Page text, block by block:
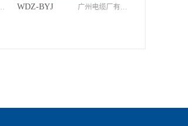
力电缆最大的优势在防火上，通常应用于对消防要求等级高的场所中。 WDZ-BYJ 广州电缆厂有限公司新型环保电线-布电线特点：环保产品，低烟无卤，燃烧低烟，气体无卤无毒额定电压:450/750V规格:1.5~70mm²